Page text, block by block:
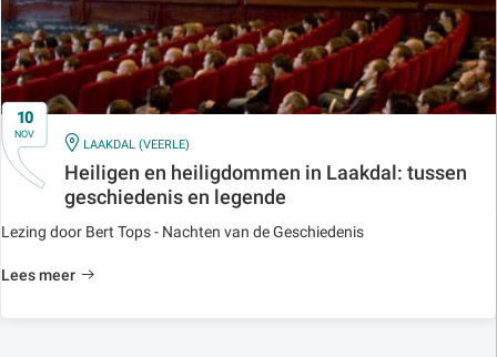
10
NOV
IN
LAAKDAL (VEERLE)
Heiligen en heiligdommen in Laakdal: tussen
geschiedenis en legende
Lezing door Bert Tops - Nachten van de Geschiedenis
Lees meer